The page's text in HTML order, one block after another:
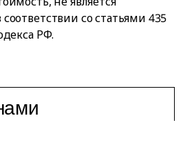
со статьями 435
РФ.